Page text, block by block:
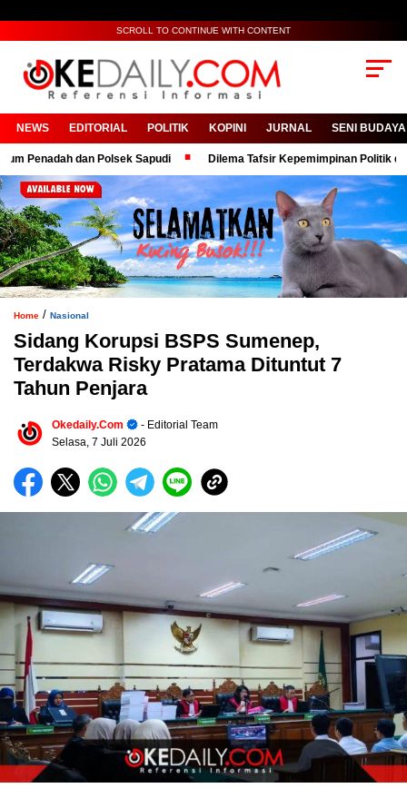
SCROLL TO CONTINUE WITH CONTENT
NEWS EDITORIAL POLITIK KOPINI JURNAL SENI BUDAYA
dan Polsek Sapudi Dilema Tafsir Kepemimpinan Politik dan
Home / Nasional
Sidang Korupsi BSPS Sumenep,
Terdakwa Risky Pratama Dituntut 7
Tahun Penjara
Okedaily.com
- Editorial Team
Selasa, 7 Juli 2026